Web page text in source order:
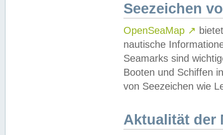
Seezeichen
OpenSeaMap ↗
nautische
Seamarks sind
Booten und Schiffen
von Seezeichen wie
Aktualität der